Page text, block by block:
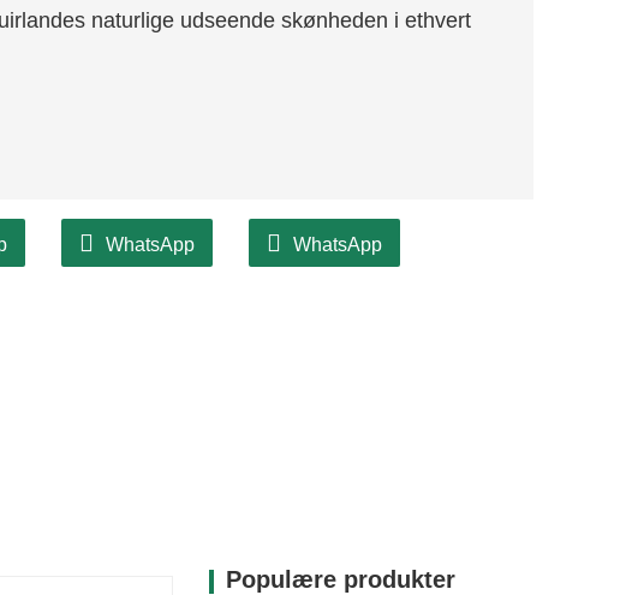
naturlige udseende skønheden i ethvert
WhatsApp WhatsApp
Populære produkter